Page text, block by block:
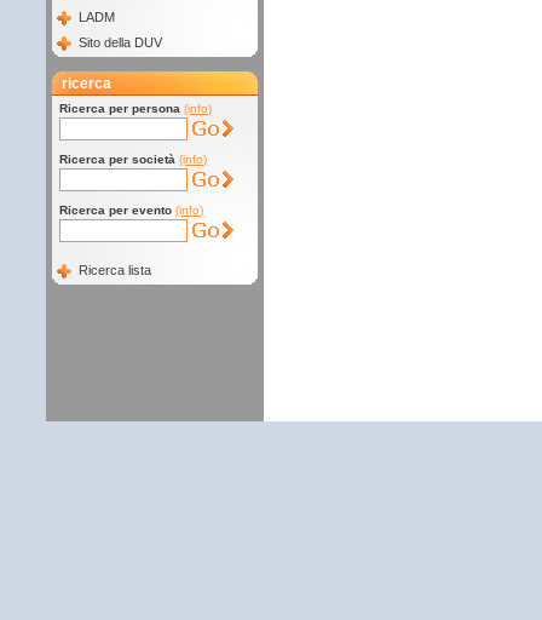
LADM
Sito della DUV
ricerca
Ricerca per persona (info)
Ricerca per società (info)
Ricerca per evento (info)
Ricerca lista